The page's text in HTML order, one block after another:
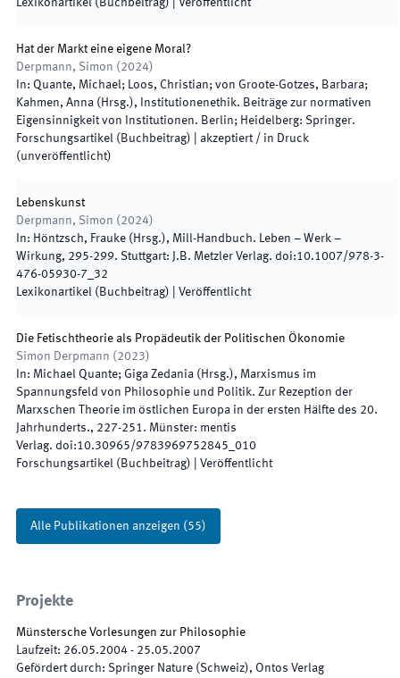
Lexikonartikel (Buchbeitrag) Veröffentlicht
Hat der Markt eine eigene Moral?
Derpmann, Simon ( 2024)
In: Quante, Michael; Loos, Christian; von Groote-Gotzes, Barbara;
Kahmen, Anna ( Hrsg.),
Institutionenethik. Beiträge zur normativen
Eigensinnigkeit von Institutionen. Berlin; Heidelberg: Springer.
Forschungsartikel (Buchbeitrag)
akzeptiert / in Druck
(unveröffentlicht)
Lebenskunst
Derpmann, Simon ( 2024)
In: Höntzsch, Frauke ( Hrsg.), Mill-Handbuch. Leben – Werk –
Wirkung, 295-299. Stuttgart: J.B. Metzler Verlag. doi:10.1007/978-3-
476-05930-7_32
Lexikonartikel (Buchbeitrag)
Veröffentlicht
Die Fetischtheorie als Propädeutik der Politischen Ökonomie
Simon Derpmann ( 2023)
In: Michael Quante; Giga Zedania ( Hrsg.), Marxismus im
Spannungsfeld von Philosophie und Politik. Zur Rezeption der
Marxschen Theorie im östlichen Europa in der ersten Hälfte des 20.
Jahrhunderts., 227-251. Münster: mentis
Verlag. doi:10.30965/9783969752845_010
Forschungsartikel (Buchbeitrag)
Veröffentlicht
Alle Publikationen anzeigen (55)
Projekte
Münstersche Vorlesungen zur Philosophie
Laufzeit: 26.05.2004 - 25.05.2007
Gefördert durch: Springer Nature (Schweiz), Ontos Verlag